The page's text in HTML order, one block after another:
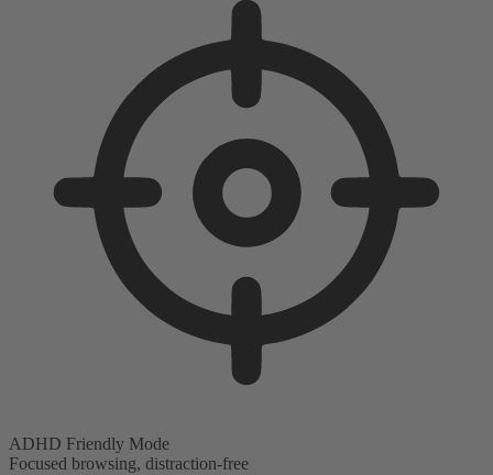
ADHD Friendly Mode
Focused browsing, distraction-free